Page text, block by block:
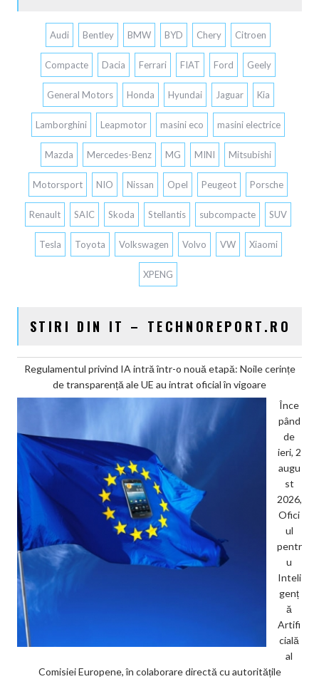
Audi Bentley BMW BYD Chery Citroen
Compacte Dacia Ferrari FIAT Ford Geely
General Motors Honda Hyundai Jaguar Kia
Lamborghini Leapmotor masini eco masini electrice
Mazda Mercedes-Benz MG MINI Mitsubishi
Motorsport NIO Nissan Opel Peugeot Porsche
Renault SAIC Skoda Stellantis subcompacte SUV
Tesla Toyota Volkswagen Volvo VW Xiaomi
XPENG
STIRI DIN IT – TECHNOREPORT.RO
Regulamentul privind IA intră într-o nouă etapă: Noile cerințe
de transparență ale UE au intrat oficial în vigoare
Înce
pând
de
ieri, 2
augu
st
2026,
Ofici
ul
pentr
u
Inteli
genț
ă
Artifi
cială
al
Comisiei Europene, în colaborare directă cu autoritățile